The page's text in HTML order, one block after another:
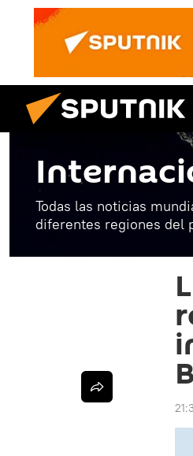
Todas las noticias
diferentes regiones del